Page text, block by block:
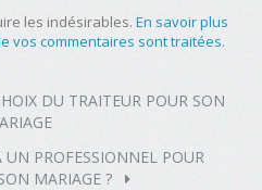
les indésirables. En savoir plus
vos commentaires sont traitées.
DU TRAITEUR POUR SON
PROFESSIONNEL POUR
MARIAGE ?